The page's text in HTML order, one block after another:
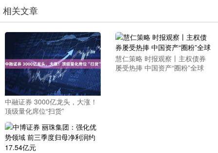
相关文章
中融证券 3000亿龙头，大涨！
顶级量化席位“扫货”
慧仁策略 时报观察丨主权债券
屡受热捧 中国资产“圈粉”全球